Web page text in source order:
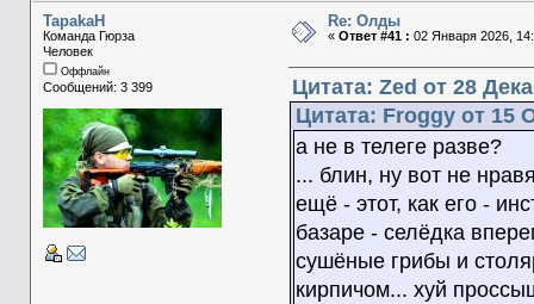
TapakaH
Команда Гюрза
Человек
Оффлайн
Сообщений: 3 399
Re: Олды
« Ответ #41 : 02 Января 2026,
Цитата: Zed от 28
Цитата: Froggy от 15
а не в телеге разве?
... блин, ну вот не
ещё - этот, как его -
базаре - селёдка
сушёные грибы и
кирпичом... хуй